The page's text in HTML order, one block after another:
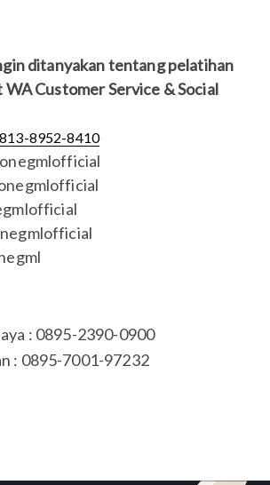
ditanyakan tentang pelatihan
WA Customer Service & Social
8952-8410
: 0895-2390-0900
: 0895-7001-97232